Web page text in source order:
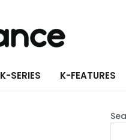
K-SERIES K-FEATURES